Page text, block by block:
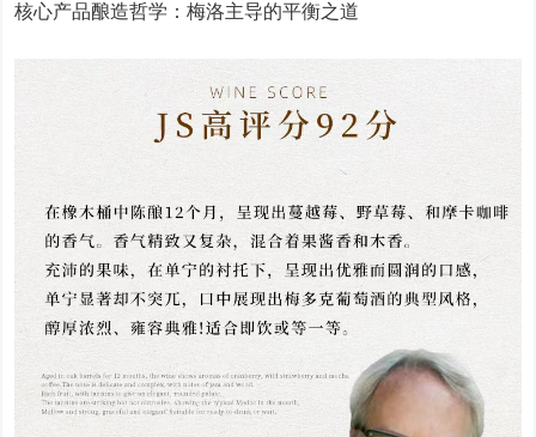
核心产品酿造哲学：梅洛主导的平衡之道